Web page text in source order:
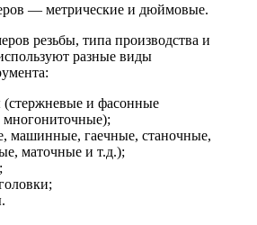
— метрические и дюймовые.
резьбы, типа производства и
разные виды
(стержневые и фасонные
машинные, гаечные, станочные,
маточные и т.д.);